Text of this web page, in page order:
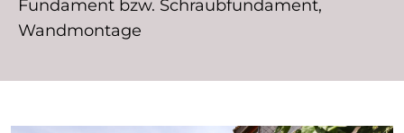
Fundament bzw. Schraubfundament,
Wandmontage